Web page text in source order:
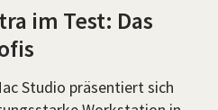
im Test: Das
Studio präsentiert sich